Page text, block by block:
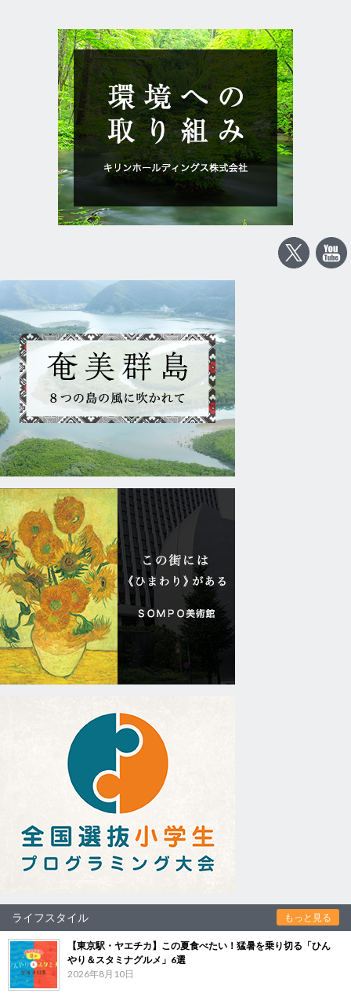
ライフスタイル もっと見る
【東京駅・ヤエチカ】この夏食べたい！猛暑を乗り切る「ひん
やり＆スタミナグルメ」6選
2026年8月10日